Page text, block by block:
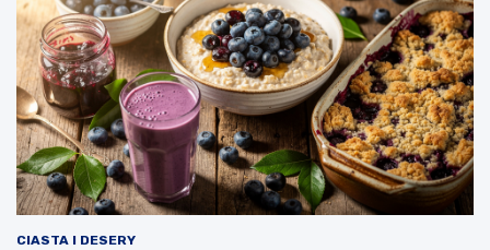
CIASTA I DESERY